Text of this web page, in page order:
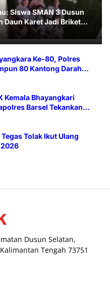
Siswa SMAN 3 Dusun
Daun Karet Jadi Briket
Ke-80, Polres
80 Kantong Darah
Kemala Bhayangkari
Barsel Tekankan
Tolak Ikut Ulang
2026
Dusun Selatan,
Tengah 73751